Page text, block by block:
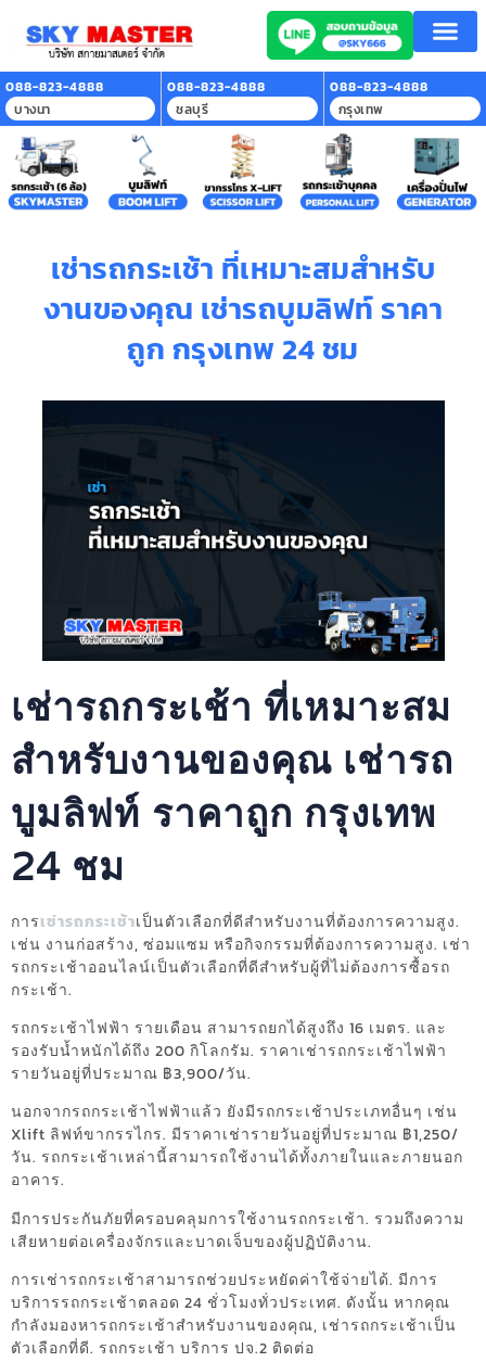
088-823-4888
บางนา
088-823-4888
ชลบุรี
088-823-4888
กรุงเทพ
เช่ารถกระเช้า ที่เหมาะสมสำหรับ
งานของคุณ เช่ารถบูมลิฟท์ ราคา
ถูก กรุงเทพ 24 ชม
เช่ารถกระเช้า ที่เหมาะสม
สำหรับงานของคุณ เช่ารถ
บูมลิฟท์ ราคาถูก กรุงเทพ
24 ชม
การเช่ารถกระเช้าเป็นตัวเลือกที่ดีสำหรับงานที่ต้องการความสูง.
เช่น งานก่อสร้าง, ซ่อมแซม หรือกิจกรรมที่ต้องการความสูง. เช่า
รถกระเช้าออนไลน์เป็นตัวเลือกที่ดีสำหรับผู้ที่ไม่ต้องการซื้อรถ
กระเช้า.
รถกระเช้าไฟฟ้า รายเดือน สามารถยกได้สูงถึง 16 เมตร. และ
รองรับน้ำหนักได้ถึง 200 กิโลกรัม. ราคาเช่ารถกระเช้าไฟฟ้า
รายวันอยู่ที่ประมาณ ฿3,900/วัน.
นอกจากรถกระเช้าไฟฟ้าแล้ว ยังมีรถกระเช้าประเภทอื่นๆ เช่น
Xlift ลิฟท์ขากรรไกร. มีราคาเช่ารายวันอยู่ที่ประมาณ ฿1,250/
วัน. รถกระเช้าเหล่านี้สามารถใช้งานได้ทั้งภายในและภายนอก
อาคาร.
มีการประกันภัยที่ครอบคลุมการใช้งานรถกระเช้า. รวมถึงความ
เสียหายต่อเครื่องจักรและบาดเจ็บของผู้ปฏิบัติงาน.
การเช่ารถกระเช้าสามารถช่วยประหยัดค่าใช้จ่ายได้. มีการ
บริการรถกระเช้าตลอด 24 ชั่วโมงทั่วประเทศ. ดังนั้น หากคุณ
กำลังมองหารถกระเช้าสำหรับงานของคุณ, เช่ารถกระเช้าเป็น
ตัวเลือกที่ดี. รถกระเช้า บริการ ปจ.2 ติดต่อ